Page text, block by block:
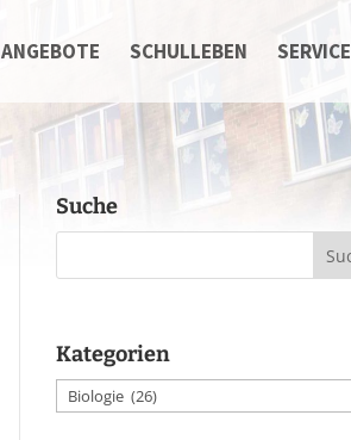
ANGEBOTE SCHULLEBEN SERVICE
Suche
Kategorien
Kategorien